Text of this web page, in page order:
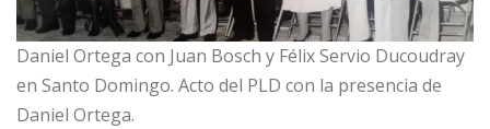
Daniel Ortega con Juan Bosch y Félix Servio Ducoudray
en Santo Domingo. Acto del PLD con la presencia de
Daniel Ortega.